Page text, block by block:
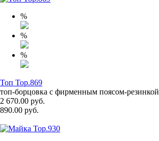
%
%
%
Топ Top.869
топ-борцовка с фирменным поясом-резинкой
2 670.00 руб.
890.00 руб.